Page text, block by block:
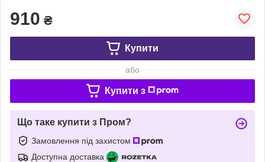
910 ₴
Купити
або
Купити з
Що таке купити з Пром?
Замовлення під захистом
Доступна доставка